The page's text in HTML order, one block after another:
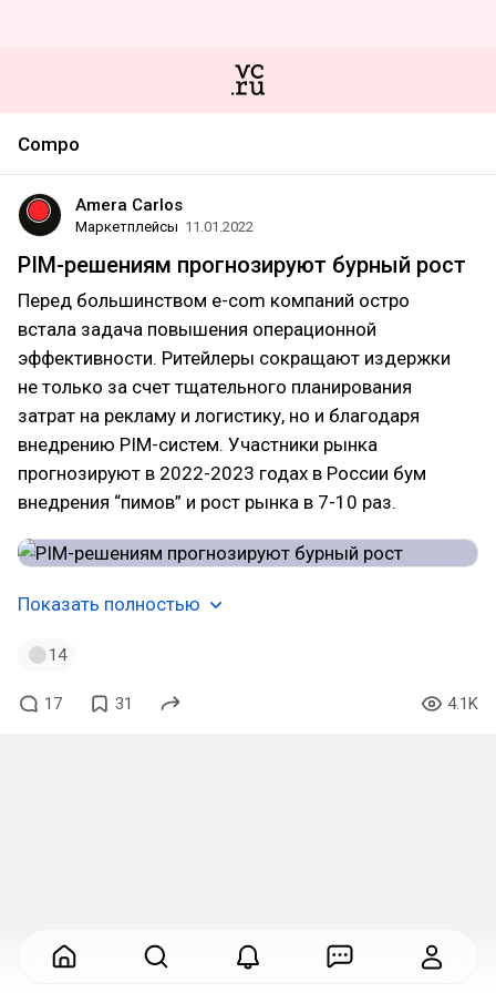
Compo
Amera Carlos
Маркетплейсы 11.01.2022
PIM-решениям прогнозируют бурный рост
Перед большинством e-com компаний остро
встала задача повышения операционной
эффективности. Ритейлеры сокращают издержки
не только за счет тщательного планирования
затрат на рекламу и логистику, но и благодаря
внедрению PIM-систем. Участники рынка
прогнозируют в 2022-2023 годах в России бум
внедрения “пимов” и рост рынка в 7-10 раз.
Показать полностью
14
17 31 4.1K